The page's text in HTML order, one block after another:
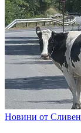
Новини от Сливен